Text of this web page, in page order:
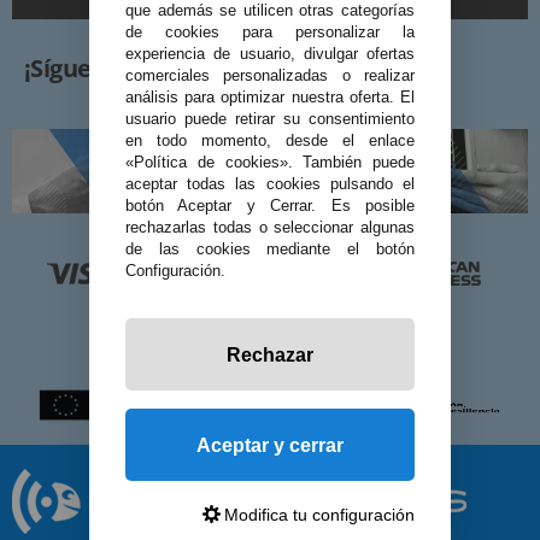
¡Síguenos!
que además se utilicen otras categorías
de cookies para personalizar la
experiencia de usuario, divulgar ofertas
comerciales personalizadas o realizar
análisis para optimizar nuestra oferta. El
usuario puede retirar su consentimiento
en todo momento, desde el enlace
«Política de cookies». También puede
aceptar todas las cookies pulsando el
botón Aceptar y Cerrar. Es posible
rechazarlas todas o seleccionar algunas
de las cookies mediante el botón
Configuración.
Rechazar
Aceptar y cerrar
Modifica tu configuración